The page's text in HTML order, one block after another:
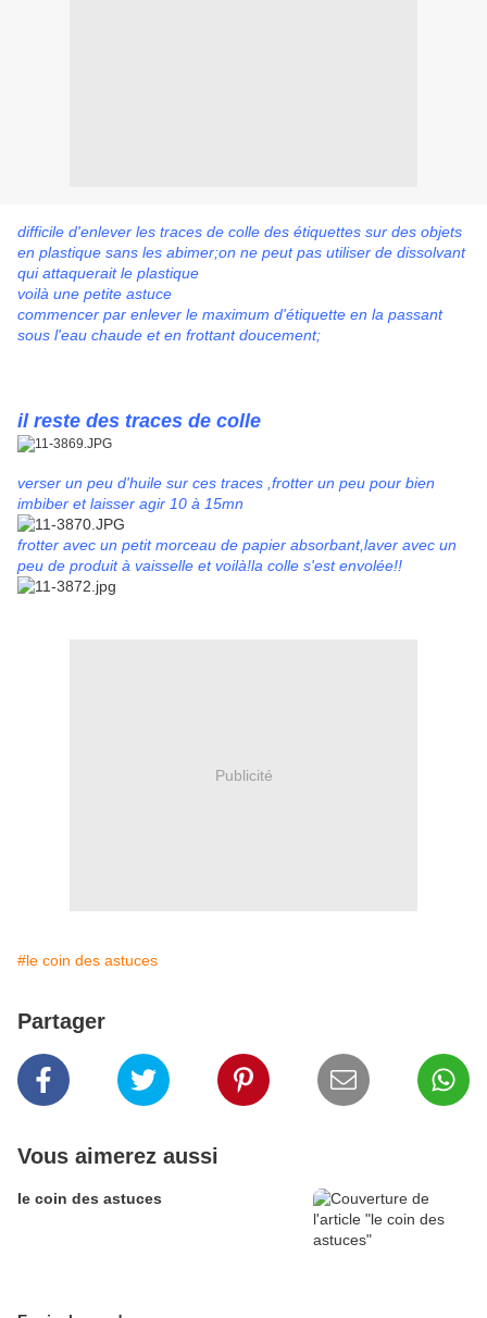
difficile d'enlever les traces de colle des étiquettes sur des objets
en plastique sans les abimer;on ne peut pas utiliser de dissolvant
qui attaquerait le plastique
voilà une petite astuce
commencer par enlever le maximum d'étiquette en la passant
sous l'eau chaude et en frottant doucement;
il reste des traces de colle
verser un peu d'huile sur ces traces ,frotter un peu pour bien
imbiber et laisser agir 10 à 15mn
frotter avec un petit morceau de papier absorbant,laver avec un
peu de produit à vaisselle et voilà!la colle s'est envolée!!
Publicité
#le coin des astuces
Partager
Vous aimerez aussi
le coin des astuces